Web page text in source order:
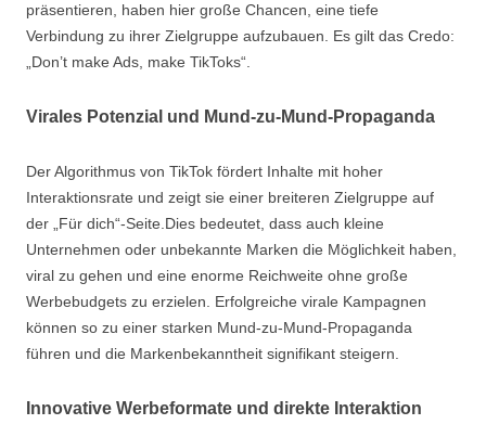
präsentieren, haben hier große Chancen, eine tiefe
Verbindung zu ihrer Zielgruppe aufzubauen. Es gilt das Credo:
„Don’t make Ads, make TikToks“.
Virales Potenzial und Mund-zu-Mund-Propaganda
Der Algorithmus von TikTok fördert Inhalte mit hoher
Interaktionsrate und zeigt sie einer breiteren Zielgruppe auf
der „Für dich“-Seite.Dies bedeutet, dass auch kleine
Unternehmen oder unbekannte Marken die Möglichkeit haben,
viral zu gehen und eine enorme Reichweite ohne große
Werbebudgets zu erzielen. Erfolgreiche virale Kampagnen
können so zu einer starken Mund-zu-Mund-Propaganda
führen und die Markenbekanntheit signifikant steigern.
Innovative Werbeformate und direkte Interaktion